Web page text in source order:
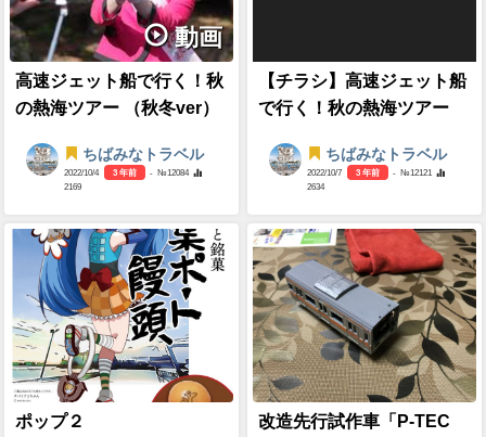
動画
高速ジェット船で行く！秋
の熱海ツアー （秋冬ver）
ちばみなトラベル
2022/10/4 3 年前
- №12084
2169
【チラシ】高速ジェット船
で行く！秋の熱海ツアー
ちばみなトラベル
2022/10/7 3 年前
- №12121
2634
ポップ２
改造先行試作車「P-TEC